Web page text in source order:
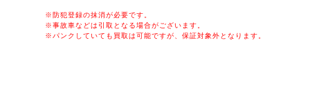
※防犯登録の抹消が必要です。
※事故車などは引取となる場合がございます。
※パンクしていても買取は可能ですが、保証対象外となります。